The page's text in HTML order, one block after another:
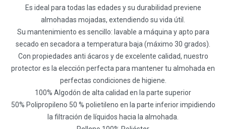
Es ideal para todas las edades y su durabilidad previene
almohadas mojadas, extendiendo su vida útil.
Su mantenimiento es sencillo: lavable a máquina y apto para
secado en secadora a temperatura baja (máximo 30 grados).
Con propiedades anti ácaros y de excelente calidad, nuestro
protector es la elección perfecta para mantener tu almohada en
perfectas condiciones de higiene.
100% Algodón de alta calidad en la parte superior
50% Polipropileno 50 % polietileno en la parte inferior impidiendo
la filtración de líquidos hacia la almohada.